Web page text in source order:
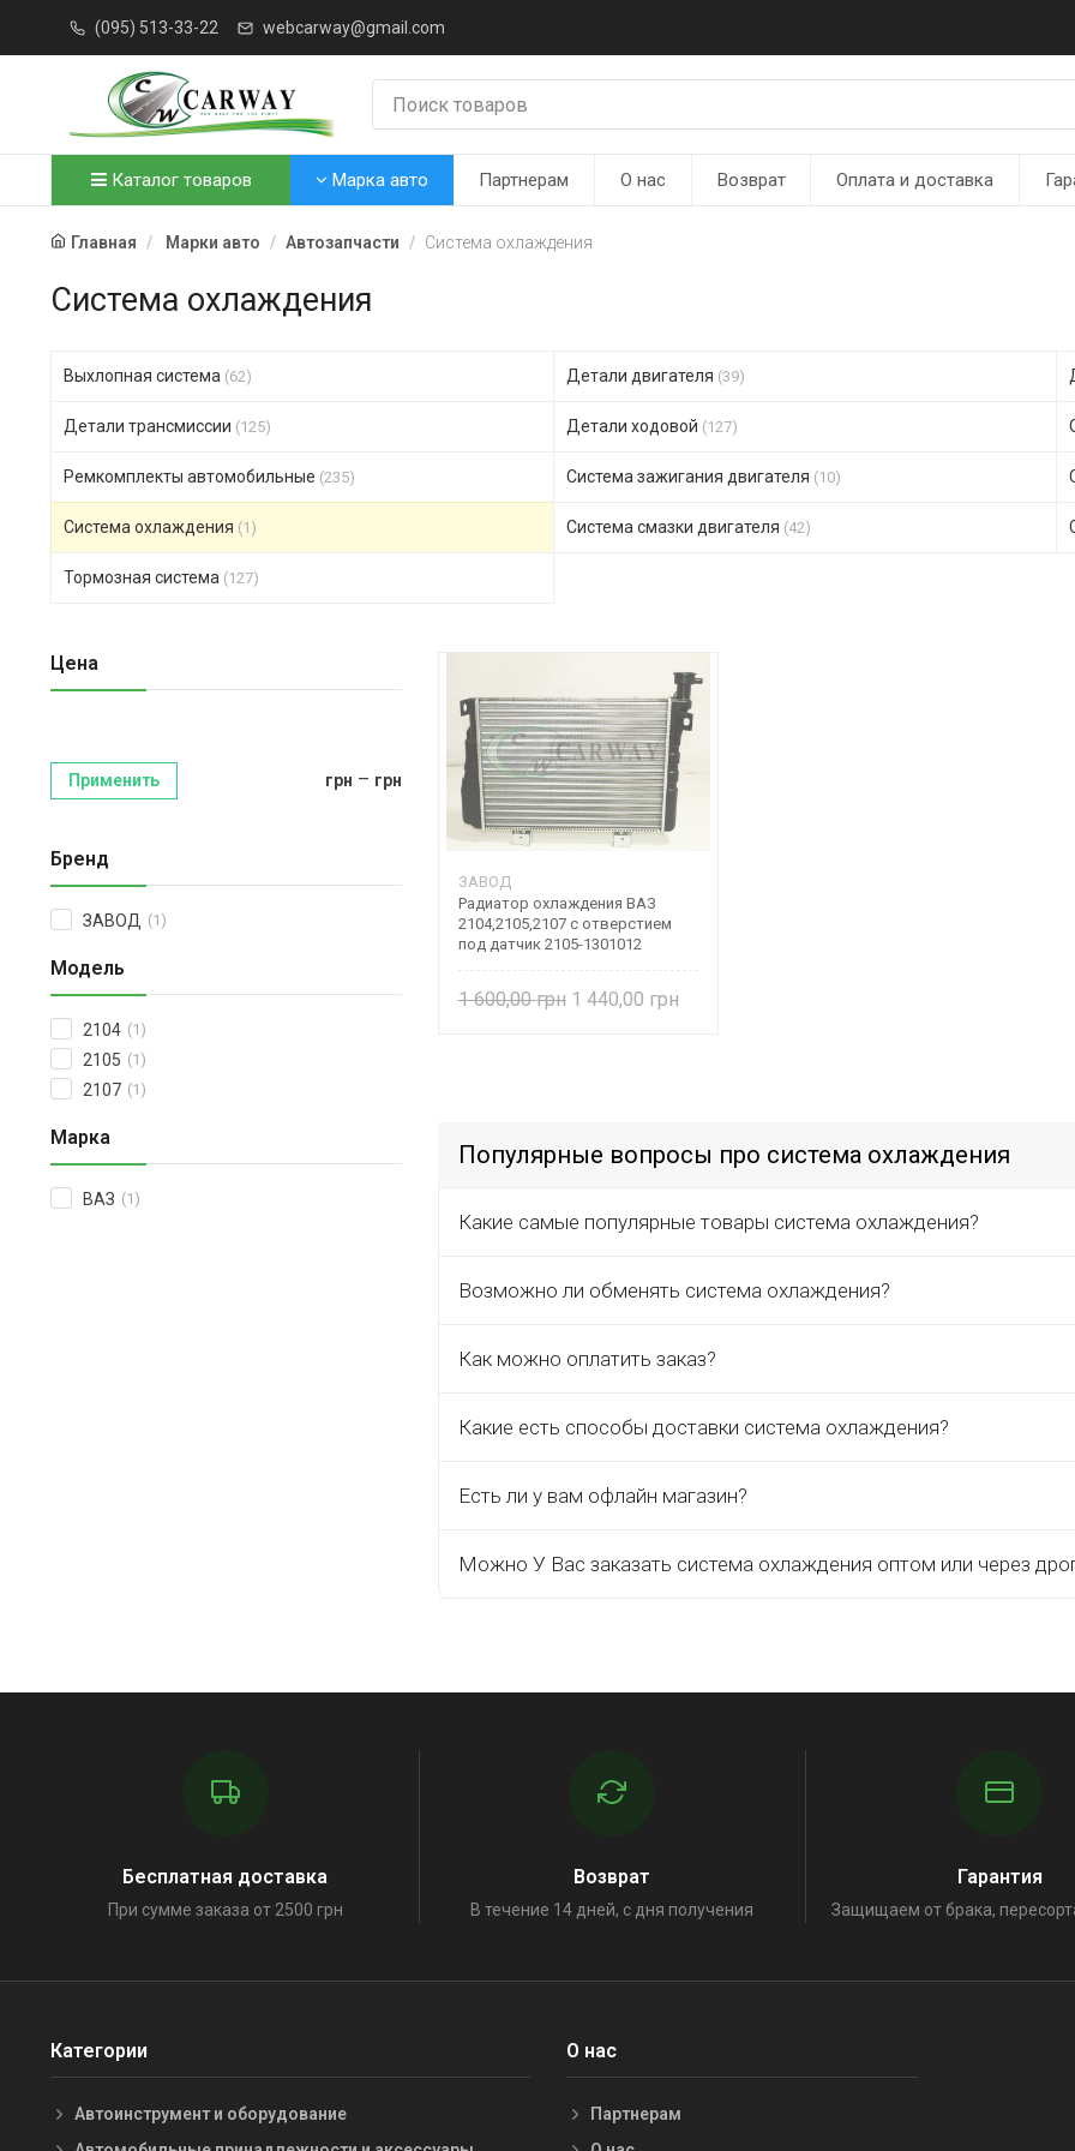
(095) 513-33-22 webcarway@gmail.com
Каталог товаров Марка авто Партнерам О нас Возврат Оплата и доставка
Главная Марки авто Автозапчасти Система охлаждения
Система охлаждения
Выхлопная система (62) Детали двигателя (39)
Детали трансмиссии (125) Детали ходовой (127)
Ремкомплекты автомобильные (235) Система зажигания двигателя (10)
Система охлаждения (1) Система смазки двигателя (42)
Тормозная система (127)
Цена
Применить грн – грн
Бренд
ЗАВОД (1)
Модель
2104 (1)
2105 (1)
2107 (1)
Марка
ВАЗ (1)
ЗАВОД
Радиатор охлаждения ВАЗ
2104,2105,2107 с отверстием
под датчик 2105-1301012
1 600,00 1 440,00
Популярные вопросы про система охлаждения
Какие самые популярные товары система охлаждения?
Возможно ли обменять система охлаждения?
Как можно оплатить заказ?
Какие есть способы доставки система охлаждения?
Есть ли у вам офлайн магазин?
Можно У Вас заказать система охлаждения оптом или через
Бесплатная доставка
При сумме заказа от 2500 грн
Возврат
В течение 14 дней, с дня получения
Гарантия
Защищаем от брака,
Категории
Автоинструмент и оборудование
О нас
Партнерам